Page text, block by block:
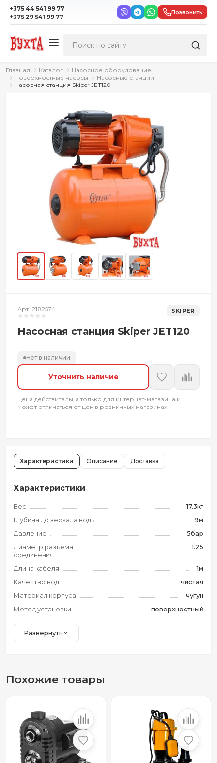
+375 44 541 99 77·
+375 29 541 99 77
Позвонить
Главная Каталог
Насосное оборудование
Поверхностные насосы
Насосные станции
Насосная станция Skiper JET120
Арт. 2182574 SKIPER
Насосная станция Skiper JET120
Нет в наличии
Уточнить наличие
Цена действительна только для интернет-магазина и
может отличаться от цен в розничных магазинах
Характеристики Описание Доставка
Характеристики
Вес
17.3кг
Глубина до зеркала воды
9м
Давление
5бар
Диаметр разъема
соединения
1.25
Длина кабеля
1м
Качество воды
чистая
Материал корпуса
чугун
Метод установки
поверхностный
Развернуть
Похожие товары